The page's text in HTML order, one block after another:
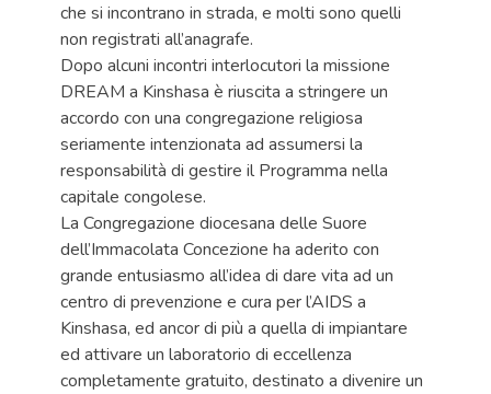
che si incontrano in strada, e molti sono quelli
non registrati all’anagrafe.
Dopo alcuni incontri interlocutori la missione
DREAM a Kinshasa è riuscita a stringere un
accordo con una congregazione religiosa
seriamente intenzionata ad assumersi la
responsabilità di gestire il Programma nella
capitale congolese.
La Congregazione diocesana delle Suore
dell’Immacolata Concezione ha aderito con
grande entusiasmo all’idea di dare vita ad un
centro di prevenzione e cura per l’AIDS a
Kinshasa, ed ancor di più a quella di impiantare
ed attivare un laboratorio di eccellenza
completamente gratuito, destinato a divenire un